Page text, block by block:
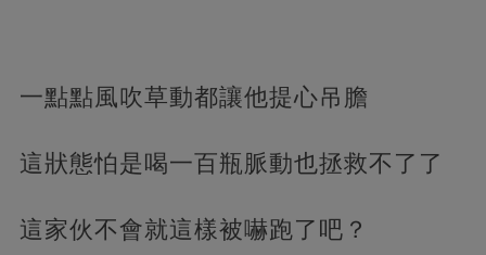
一點點風吹草動都讓他提心吊膽
這狀態怕是喝一百瓶脈動也拯救不了了
這家伙不會就這樣被嚇跑了吧？